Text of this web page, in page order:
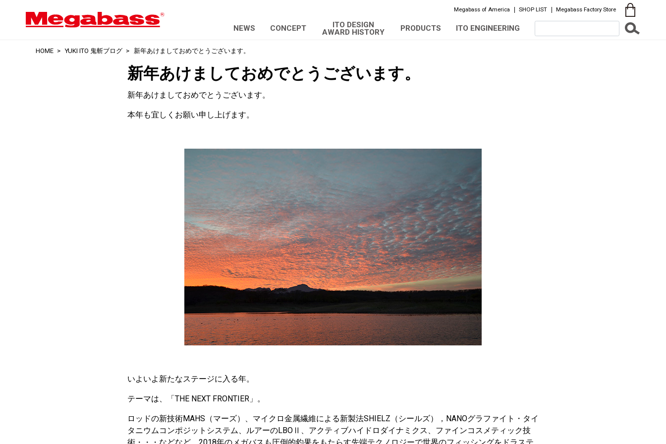
Megabass of America SHOP LIST Megabass Factory Store
NEWS CONCEPT
ITO DESIGN
AWARD HISTORY
PRODUCTS ITO ENGINEERING
HOME YUKI ITO 鬼斬ブログ 新年あけましておめでとうございます。
新年あけましておめでとうございます。
新年あけましておめでとうございます。
本年も宜しくお願い申し上げます。
いよいよ新たなステージに入る年。
テーマは、「THE NEXT FRONTIER」。
ロッドの新技術MAHS（マーズ）、マイクロ金属繊維による新製法SHIELZ（シールズ），NANOグラファイト・タイ
タニウムコンポジットシステム、ルアーのLBOⅡ、アクティブハイドロダイナミクス、ファインコスメティック技